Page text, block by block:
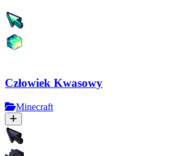
Człowiek Kwasowy
Minecraft